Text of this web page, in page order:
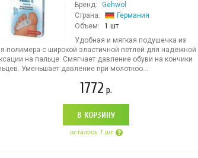
Бренд:
Gehwol
Страна:
Германия
Объем:
1 шт
Удобная и мягкая подушечка из
полимера с широкой эластичной петлей для надежной
на пальце. Смягчает давление обуви на кончики
Уменьшает давление при молоткоо...
1772 р.
В КОРЗИНУ
осталось 1 шт